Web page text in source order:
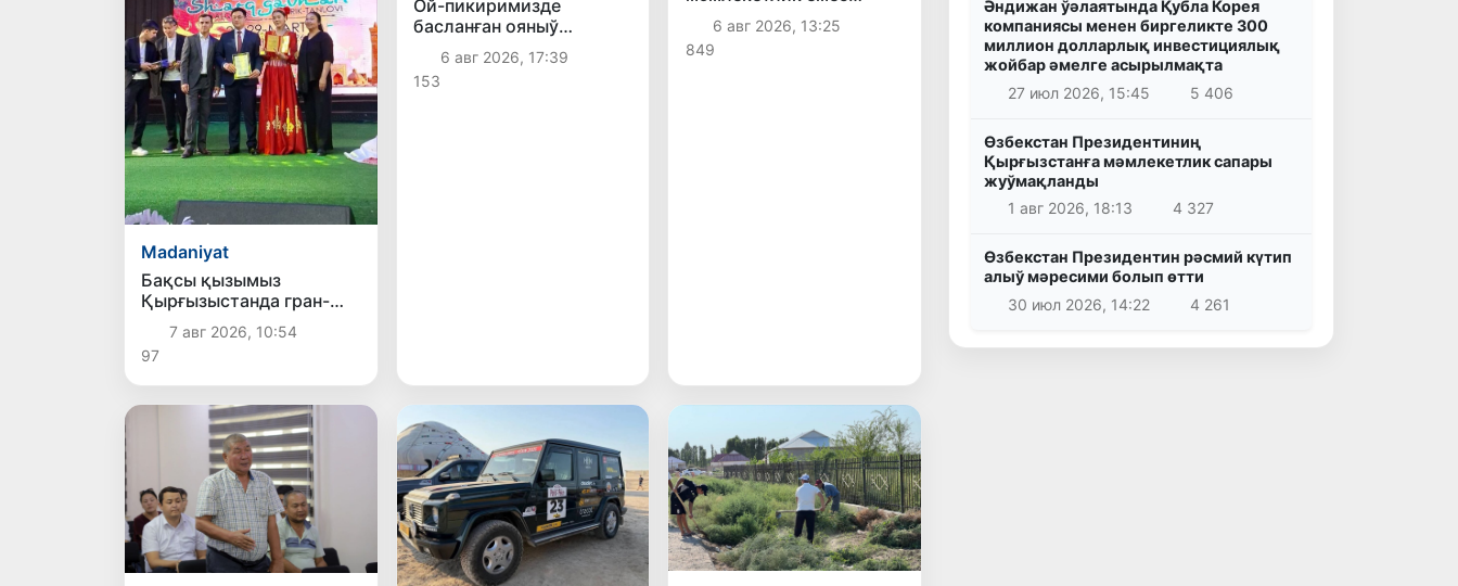
Madaniyat
Бақсы қызымыз
Қырғызыстанда гран-
приди қолға киргизди
7 авг 2026, 10:54
97
Ой-пикиримизде
басланған ояныў
жоқары шеклерге
жетеклеп атыр
6 авг 2026, 17:39
153
ЖООларға оқыўды
көшириў ҳәм тиклеў
бойынша арза бериў
6 авг 2026, 13:25
849
Әндижан ўәлаятында Қубла Корея
компаниясы менен биргеликте 300
миллион долларлық инвестициялық
жойбар әмелге асырылмақта
27 июл 2026, 15:45
5 406
Өзбекстан Президентиниң
Қырғызстанға мәмлекетлик сапары
жуўмақланды
1 авг 2026, 18:13
4 327
Өзбекстан Президентин рәсмий күтип
алыў мәресими болып өтти
30 июл 2026, 14:22
4 261